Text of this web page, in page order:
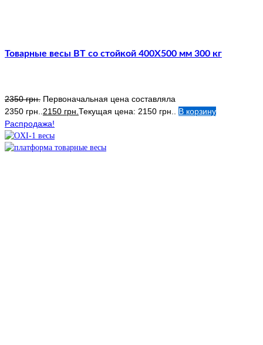
Товарные весы ВТ со стойкой 400Х500 мм 300 кг
2350грн. Первоначальная цена составляла
2350 грн.. 2150 грн. Текущая цена: 2150 грн..
В корзину
Распродажа!